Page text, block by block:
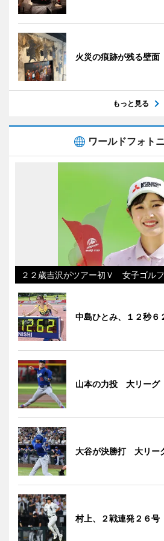
火災の痕跡が残る壁面
もっと見る
ワールドフォト
２２歳吉沢がツアー初Ｖ 女子ゴルフ
中島ひとみ、１２秒６
山本の力投 大リーグ
大谷が決勝打 大リー
村上、２戦連発２６